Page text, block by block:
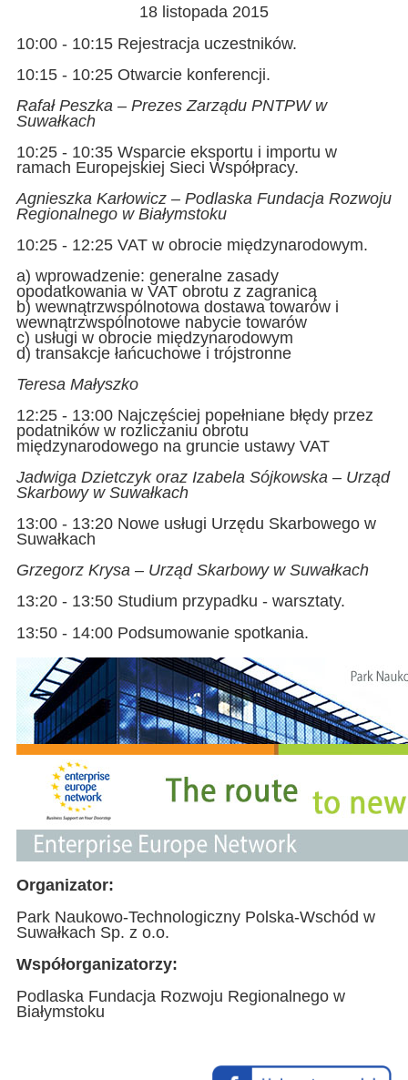
18 listopada 2015
10:00 - 10:15 Rejestracja uczestników.
10:15 - 10:25 Otwarcie konferencji.
Rafał Peszka – Prezes Zarządu PNTPW w
Suwałkach
10:25 - 10:35 Wsparcie eksportu i importu w
ramach Europejskiej Sieci Współpracy.
Agnieszka Karłowicz – Podlaska Fundacja Rozwoju
Regionalnego w Białymstoku
10:25 - 12:25 VAT w obrocie międzynarodowym.
a) wprowadzenie: generalne zasady
opodatkowania w VAT obrotu z zagranicą
b) wewnątrzwspólnotowa dostawa towarów i
wewnątrzwspólnotowe nabycie towarów
c) usługi w obrocie międzynarodowym
d) transakcje łańcuchowe i trójstronne
Teresa Małyszko
12:25 - 13:00 Najczęściej popełniane błędy przez
podatników w rozliczaniu obrotu
międzynarodowego na gruncie ustawy VAT
Jadwiga Dzietczyk oraz Izabela Sójkowska – Urząd
Skarbowy w Suwałkach
13:00 - 13:20 Nowe usługi Urzędu Skarbowego w
Suwałkach
Grzegorz Krysa – Urząd Skarbowy w Suwałkach
13:20 - 13:50 Studium przypadku - warsztaty.
13:50 - 14:00 Podsumowanie spotkania.
Organizator:
Park Naukowo-Technologiczny Polska-Wschód w
Suwałkach Sp. z o.o.
Współorganizatorzy:
Podlaska Fundacja Rozwoju Regionalnego w
Białymstoku